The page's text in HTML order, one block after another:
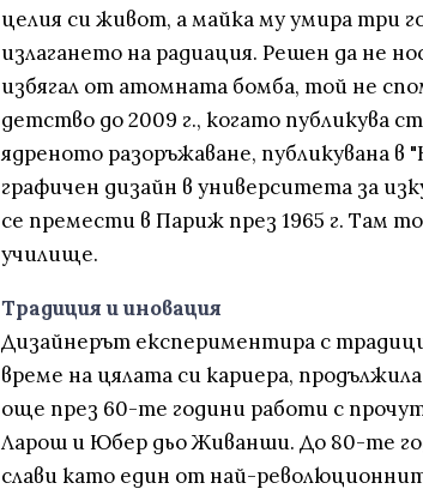
целия си живот, а майка му умира три
излагането на радиация. Решен да не
избягал от атомната бомба, той не
детство до 2009 г., когато публикува
ядреното разоръжаване, публикувана
графичен дизайн в университета за
се премести в Париж през 1965 г. Там
училище.
Традиция и иновация
Дизайнерът експериментира с
време на цялата си кариера,
още през 60-те години работи с
Ларош и Юбер дьо Живанши. До 80-те
слави като един от най-